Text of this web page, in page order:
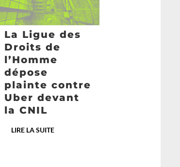
La Ligue des
Droits de
l’Homme
dépose
plainte contre
Uber devant
la CNIL
LIRE LA SUITE